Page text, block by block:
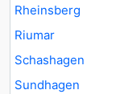
Rheinsberg
Riumar
Schashagen
Sundhagen